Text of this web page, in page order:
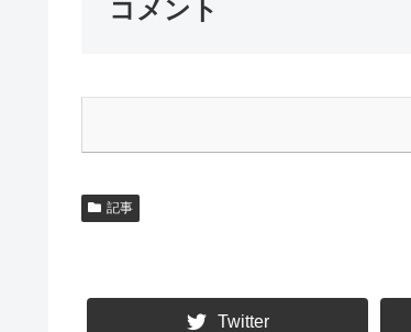
コメント
記事
Twitter